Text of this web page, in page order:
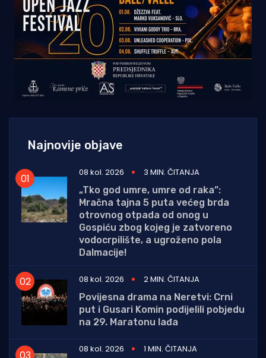
Najnovije objave
08 kol. 2026
3 MIN. ČITANJA
„Tko god umre, umre od raka”:
Mračna tajna 5 puta većeg brda
otrovnog otpada od onog u
Gospiću zbog kojeg je zatvoreno
vodocrpilište, a ugroženo pola
Dalmacije!
08 kol. 2026
2 MIN. ČITANJA
Povijesna drama na Neretvi: Crni
put i Gusari Komin podijelili pobjedu
na 29. Maratonu lađa
08 kol. 2026
1 MIN. ČITANJA